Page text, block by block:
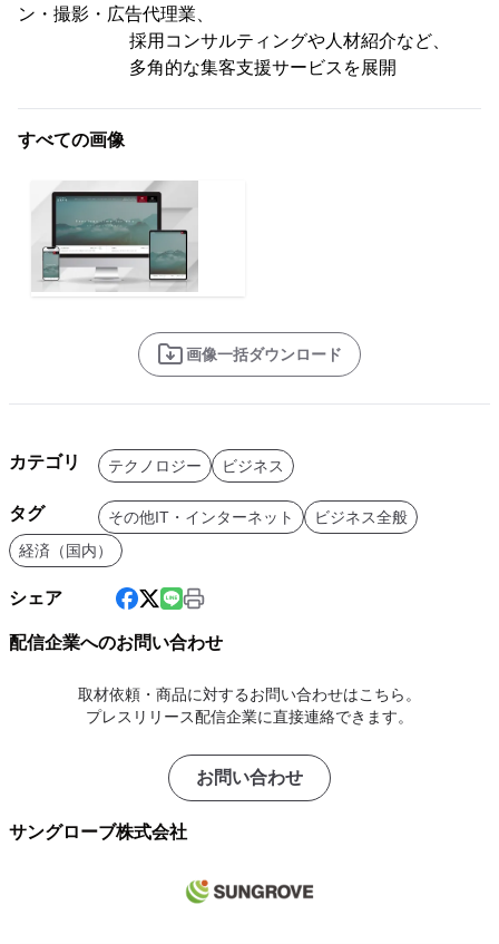
ン・撮影・広告代理業、
採用コンサルティングや人材紹介など、
多角的な集客支援サービスを展開
すべての画像
画像一括ダウンロード
カテゴリ テクノロジー ビジネス
タグ その他IT・インターネット
ビジネス全般
経済（国内）
シェア
配信企業へのお問い合わせ
取材依頼・商品に対するお問い合わせはこちら。
プレスリリース配信企業に直接連絡できます。
お問い合わせ
サングローブ株式会社